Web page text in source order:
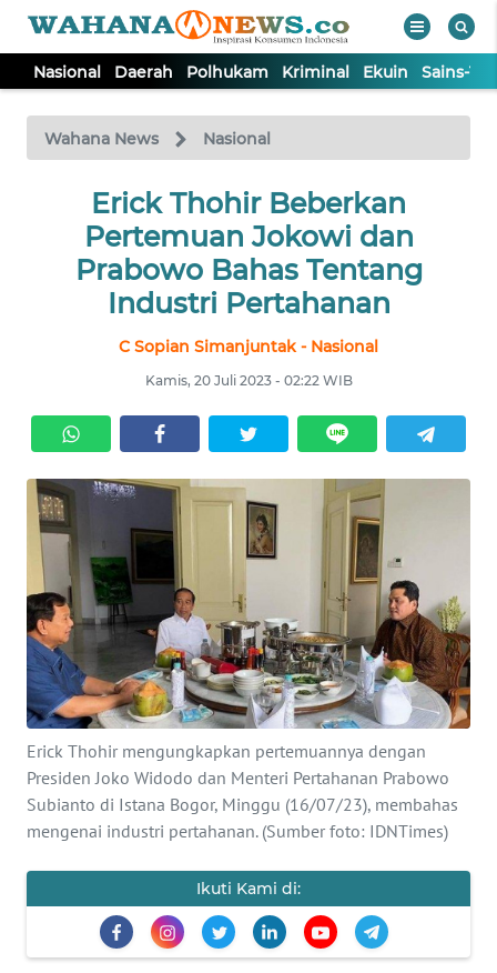
Nasional Daerah Polhukam Kriminal Ekuin Sains-
Wahana News Nasional
Erick Thohir Beberkan
Pertemuan Jokowi dan
Prabowo Bahas Tentang
Industri Pertahanan
C Sopian Simanjuntak - Nasional
Kamis, 20 Juli 2023 - 02:22 WIB
Erick Thohir mengungkapkan pertemuannya dengan
Presiden Joko Widodo dan Menteri Pertahanan Prabowo
Subianto di Istana Bogor, Minggu (16/07/23), membahas
mengenai industri pertahanan. (Sumber foto: IDNTimes)
Ikuti Kami di:
TV
Tutup
NASIONAL
DAERAH
EKUIN
SAINS-TEKNO
KESEHATAN
INTERNASIONAL
SERBA-SERBI
PENDIDIKAN
OLAHRAGA
EDITORIAL